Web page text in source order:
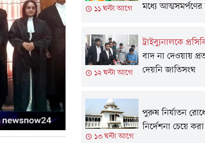
১১ ঘন্টা আগে
মধ্যে আত্মসমর্পণের
১২ ঘন্টা আগে
ট্রাইব্যুনালকে
বাদ না দেওয়ায়
দেয়নি জাতিসংঘ
১৩ ঘন্টা আগে
পুরুষ নির্যাতন
নির্দেশনা চেয়ে